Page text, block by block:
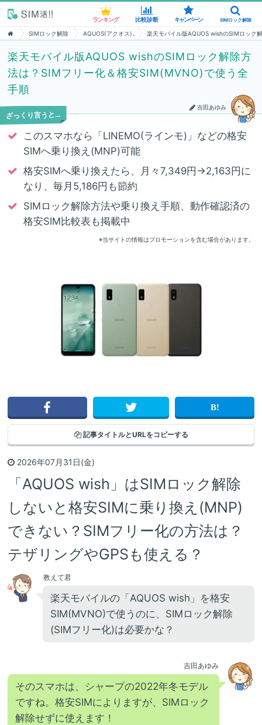
ランキング 比較診断 キャンペーン SIMロック解除
SIMロック解除 AQUOS(アクオス) 楽天モバイル版AQUOS wishのSIMロック
楽天モバイル版AQUOS wishのSIMロック解除方
法は？SIMフリー化＆格安SIM(MVNO)で使う全
手順
吉田あゆみ
ざっくり言うと…
このスマホなら「LINEMO(ラインモ)」などの格安
SIMへ乗り換え(MNP)可能
格安SIMへ乗り換えたら、月々7,349円→2,163円に
なり、毎月5,186円も節約
SIMロック解除方法や乗り換え手順、動作確認済の
格安SIM比較表も掲載中
※当サイトの情報はプロモーションを含む場合があります。
記事タイトルとURLをコピーする
2026年07月31日(金)
「AQUOS wish」はSIMロック解除
しないと格安SIMに乗り換え(MNP)
できない？SIMフリー化の方法は？
テザリングやGPSも使える？
教えて君
楽天モバイルの「AQUOS wish」を格安
SIM(MVNO)で使うのに、SIMロック解除
(SIMフリー化)は必要かな？
吉田あゆみ
そのスマホは、シャープの2022年冬モデル
ですね。格安SIMによりますが、SIMロック
解除せずに使えます！
ランキング 比較診断 キャンペーン SIMロック解除